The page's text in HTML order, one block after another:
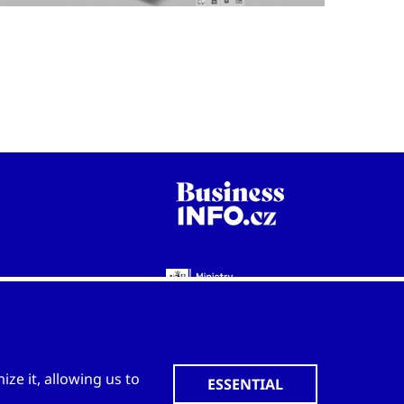
WWW.CZECHTRADEOFFICES.COM
it, allowing us to